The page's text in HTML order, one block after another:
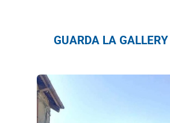
GUARDA LA